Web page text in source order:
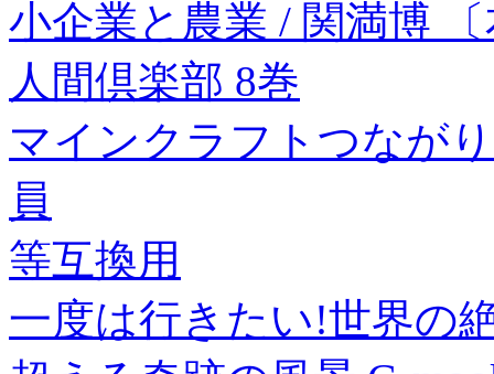
小企業と農業 / 関満博
人間倶楽部 8巻
マインクラフトつなが
員
等互換用
一度は行きたい!世界の